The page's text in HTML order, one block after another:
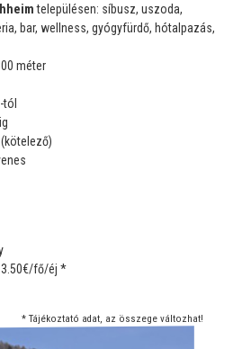
településen: síbusz, uszoda,
bar, wellness, gyógyfürdő, hótalpazás,
méter
fő/éj *
* Tájékoztató adat, az összege változhat!